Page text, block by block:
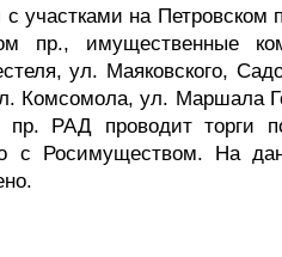
с участками на
пр., имущественные
ул. Маяковского,
Комсомола, ул. Маршала
РАД проводит торги
с Росимуществом. На